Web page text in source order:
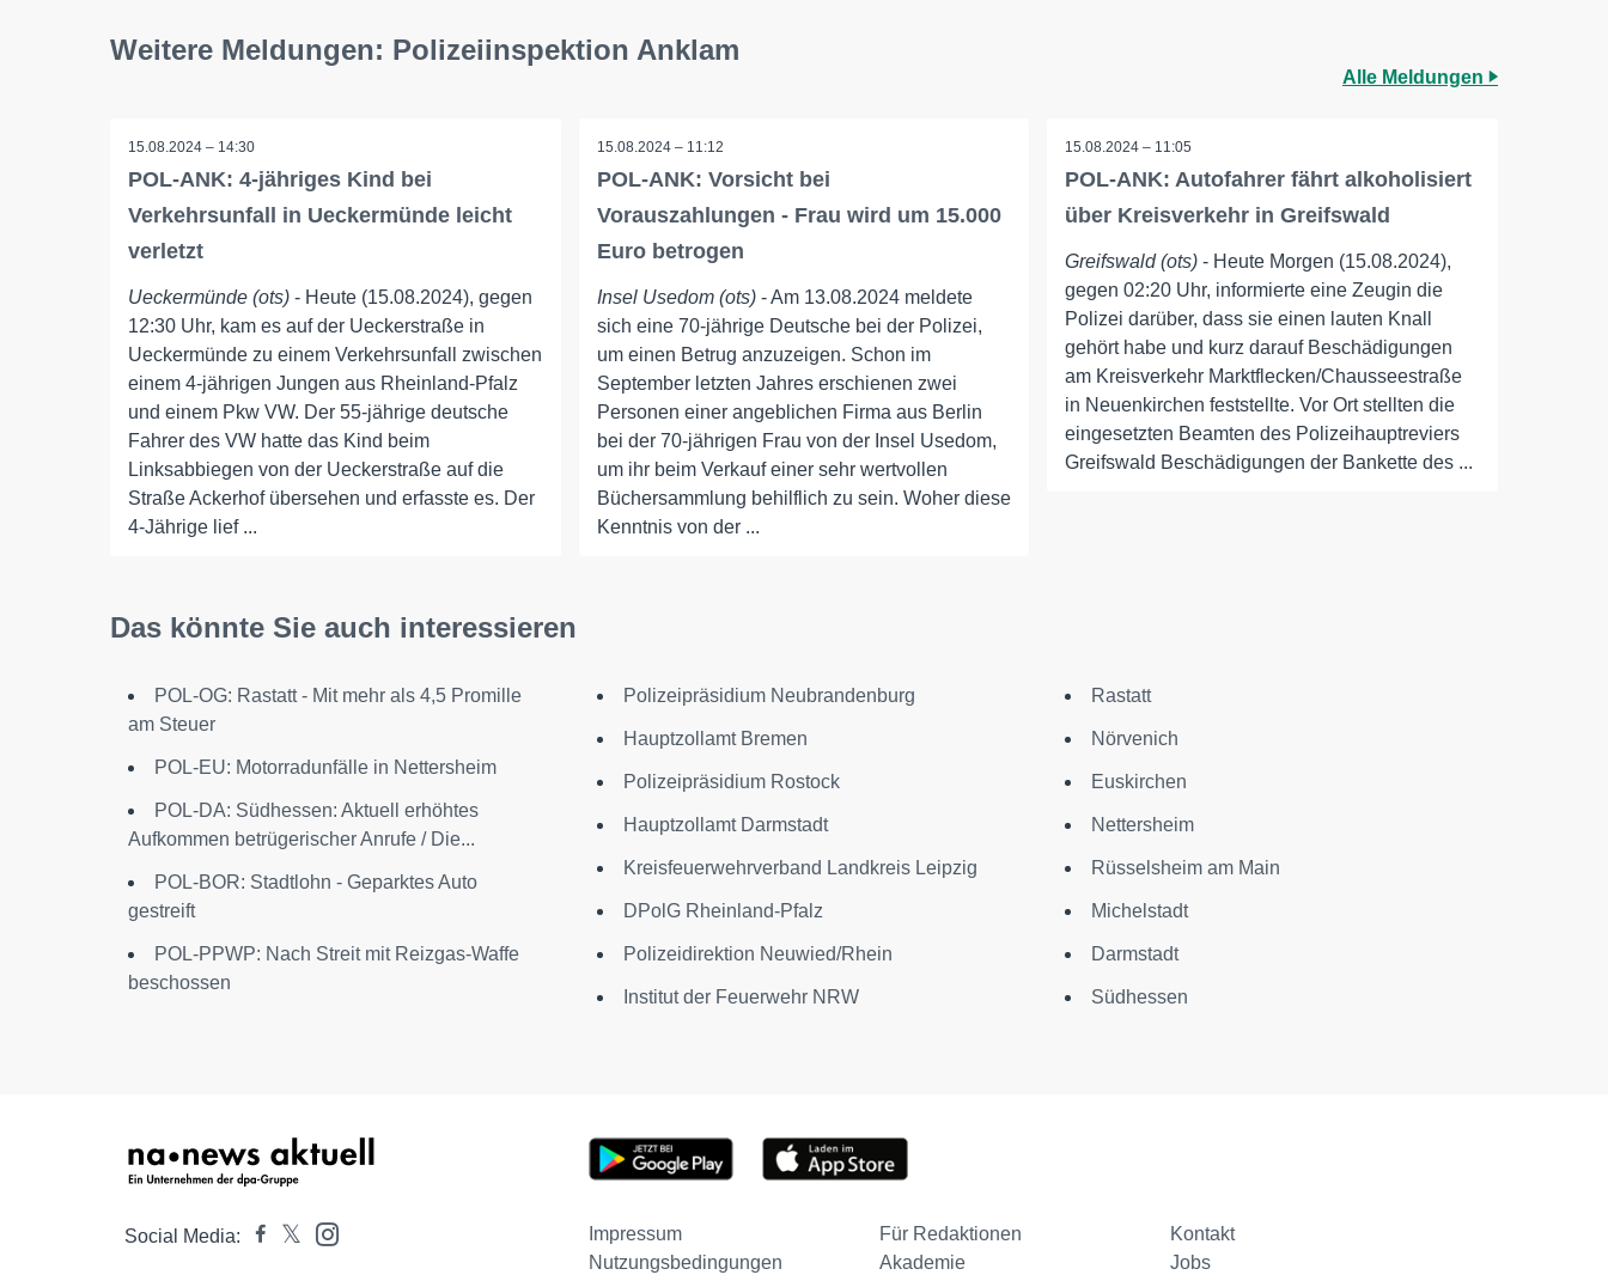
Weitere Meldungen: Polizeiinspektion Anklam
Alle Meldungen
15.08.2024 – 14:30
POL-ANK: 4-jähriges Kind bei
Verkehrsunfall in Ueckermünde leicht
verletzt
Ueckermünde (ots) - Heute (15.08.2024), gegen
12:30 Uhr, kam es auf der Ueckerstraße in
Ueckermünde zu einem Verkehrsunfall zwischen
einem 4-jährigen Jungen aus Rheinland-Pfalz
und einem Pkw VW. Der 55-jährige deutsche
Fahrer des VW hatte das Kind beim
Linksabbiegen von der Ueckerstraße auf die
Straße Ackerhof übersehen und erfasste es. Der
4-Jährige lief ...
15.08.2024 – 11:12
POL-ANK: Vorsicht bei
Vorauszahlungen - Frau wird um 15.000
Euro betrogen
Insel Usedom (ots)- Am 13.08.2024 meldete
sich eine 70-jährige Deutsche bei der Polizei,
um einen Betrug anzuzeigen. Schon im
September letzten Jahres erschienen zwei
Personen einer angeblichen Firma aus Berlin
bei der 70-jährigen Frau von der Insel Usedom,
um ihr beim Verkauf einer sehr wertvollen
Büchersammlung behilflich zu sein. Woher diese
Kenntnis von der ...
15.08.2024 – 11:05
POL-ANK: Autofahrer fährt alkoholisiert
über Kreisverkehr in Greifswald
Greifswald (ots) - Heute Morgen (15.08.2024),
gegen 02:20 Uhr, informierte eine Zeugin die
Polizei darüber, dass sie einen lauten Knall
gehört habe und kurz darauf Beschädigungen
am Kreisverkehr Marktflecken/Chausseestraße
in Neuenkirchen feststellte. Vor Ort stellten die
eingesetzten Beamten des Polizeihauptreviers
Greifswald Beschädigungen der Bankette des ...
Das könnte Sie auch interessieren
POL-OG: Rastatt - Mit mehr als 4,5 Promille
am Steuer
POL-EU: Motorradunfälle in Nettersheim
POL-DA: Südhessen: Aktuell erhöhtes
Aufkommen betrügerischer Anrufe / Die...
POL-BOR: Stadtlohn - Geparktes Auto
gestreift
POL-PPWP: Nach Streit mit Reizgas-Waffe
beschossen
Polizeipräsidium Neubrandenburg
Hauptzollamt Bremen
Polizeipräsidium Rostock
Hauptzollamt Darmstadt
Kreisfeuerwehrverband Landkreis Leipzig
DPolG Rheinland-Pfalz
Polizeidirektion Neuwied/Rhein
Institut der Feuerwehr NRW
Rastatt
Nörvenich
Euskirchen
Nettersheim
Rüsselsheim am Main
Michelstadt
Darmstadt
Südhessen
Social Media: Impressum Für Redaktionen
Kontakt
Nutzungsbedingungen
Akademie Jobs